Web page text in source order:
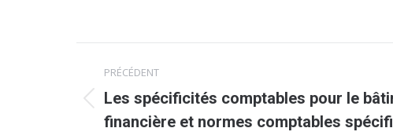
Navigation
article
PRÉCÉDENT
Article
précédent
Les spécificités comptables pour le
financière et normes comptables